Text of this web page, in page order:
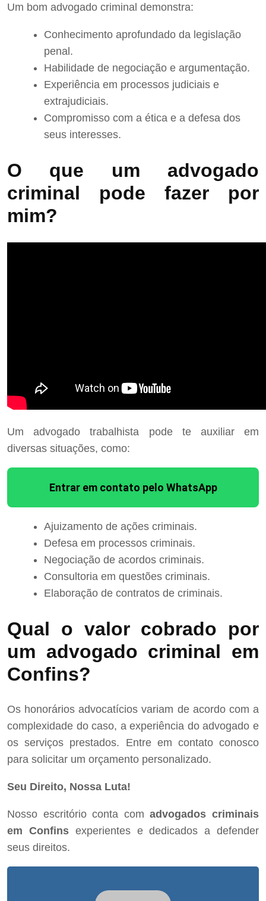
Um bom advogado criminal demonstra:
Conhecimento aprofundado da legislação
penal.
Habilidade de negociação e argumentação.
Experiência em processos judiciais e
extrajudiciais.
Compromisso com a ética e a defesa dos
seus interesses.
O que um advogado
criminal pode fazer por
mim?
Um advogado trabalhista pode te auxiliar em
diversas situações, como:
Entrar em contato pelo WhatsApp
Ajuizamento de ações criminais.
Defesa em processos criminais.
Negociação de acordos criminais.
Consultoria em questões criminais.
Elaboração de contratos de criminais.
Qual o valor cobrado por
um advogado criminal em
Confins?
Os honorários advocatícios variam de acordo com a
complexidade do caso, a experiência do advogado e
os serviços prestados. Entre em contato conosco
para solicitar um orçamento personalizado.
Seu Direito, Nossa Luta!
Nosso escritório conta comadvogados criminais
em Confinsexperientes e dedicados a defender
seus direitos.